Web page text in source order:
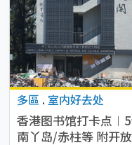
多區 . 室内好去处
香港图书馆打卡点
南丫岛/赤柱等 附开